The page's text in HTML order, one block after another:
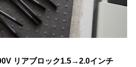
リアブロック1.5→2.0インチ